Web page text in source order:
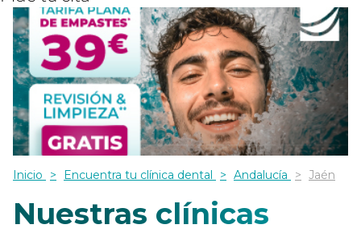
Inicio Encuentra tu clínica dental Andalucía Jaén
Nuestras clínicas